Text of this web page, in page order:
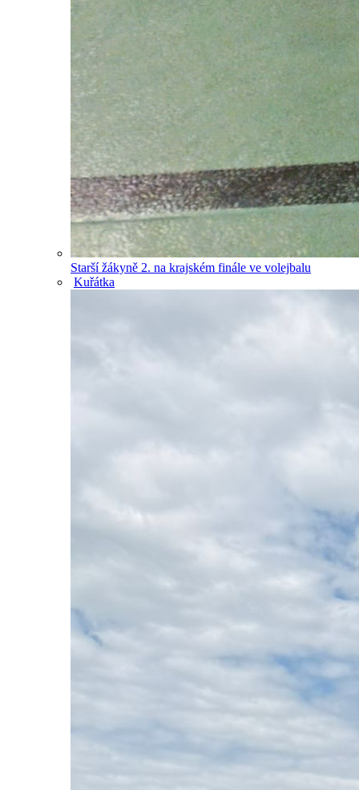
Starší žákyně 2. na krajském finále ve volejbalu
Kuřátka